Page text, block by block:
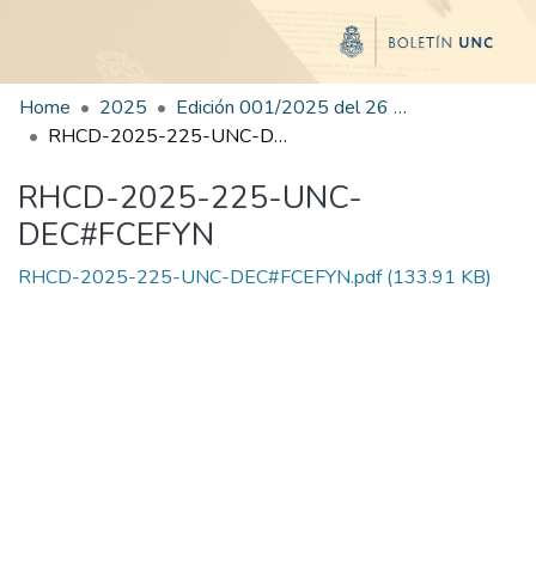
Home 2025
Edición 001/2025 del 26 de mayo de 2025
RHCD-2025-225-UNC-DEC#FCEFYN
RHCD-2025-225-UNC-
DEC#FCEFYN
RHCD-2025-225-UNC-DEC#FCEFYN.pdf(133.91 KB)